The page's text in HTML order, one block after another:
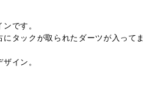
です。
タックが取られたダーツが入ってま
イン。